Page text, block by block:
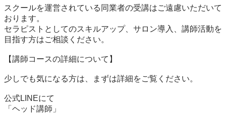
スクールを運営されている同業者の受講はご遠慮いただいて
おります。
セラピストとしてのスキルアップ、サロン導入、講師活動を
目指す方はご相談ください。
【講師コースの詳細について】
少しでも気になる方は、まずは詳細をご覧ください。
公式LINEにて
「ヘッド講師」